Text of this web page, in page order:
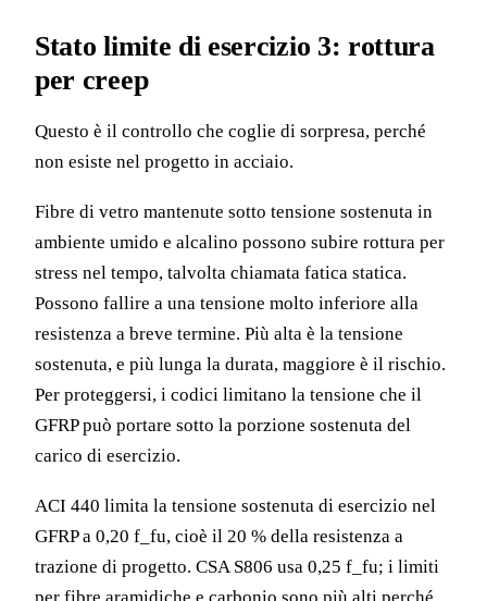
Stato limite di esercizio 3: rottura
per creep
Questo è il controllo che coglie di sorpresa, perché
non esiste nel progetto in acciaio.
Fibre di vetro mantenute sotto tensione sostenuta in
ambiente umido e alcalino possono subire rottura per
stress nel tempo, talvolta chiamata fatica statica.
Possono fallire a una tensione molto inferiore alla
resistenza a breve termine. Più alta è la tensione
sostenuta, e più lunga la durata, maggiore è il rischio.
Per proteggersi, i codici limitano la tensione che il
GFRP può portare sotto la porzione sostenuta del
carico di esercizio.
ACI 440 limita la tensione sostenuta di esercizio nel
GFRP a 0,20 f_fu, cioè il 20 % della resistenza a
trazione di progetto. CSA S806 usa 0,25 f_fu; i limiti